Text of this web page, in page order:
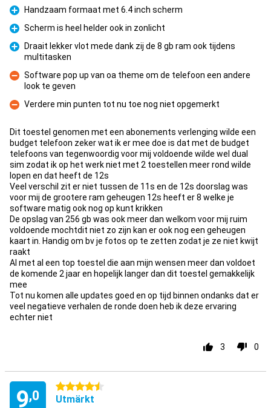
Fördelar
Handzaam formaat met 6.4 inch scherm
Fördelar
Scherm is heel helder ook in zonlicht
Fördelar
Draait lekker vlot mede dank zij de 8 gb ram ook tijdens
multitasken
Nackdelar
Software pop up van oa theme om de telefoon een andere
look te geven
Nackdelar
Verdere min punten tot nu toe nog niet opgemerkt
Dit toestel genomen met een abonements verlenging wilde een
budget telefoon zeker wat ik er mee doe is dat met de budget
telefoons van tegenwoordig voor mij voldoende wilde wel dual
sim zodat ik op het werk niet met 2 toestellen meer rond wilde
lopen en dat heeft de 12s
Veel verschil zit er niet tussen de 11s en de 12s doorslag was
voor mij de grootere ram geheugen 12s heeft er 8 welke je
software matig ook nog op kunt krikken
De opslag van 256 gb was ook meer dan welkom voor mij ruim
voldoende mochtdit niet zo zijn kan er ook nog een geheugen
kaart in. Handig om bv je fotos op te zetten zodat je ze niet kwijt
raakt
Al met al een top toestel die aan mijn wensen meer dan voldoet
de komende 2 jaar en hopelijk langer dan dit toestel gemakkelijk
mee
Tot nu komen alle updates goed en op tijd binnen ondanks dat er
veel negatieve verhalen de ronde doen heb ik deze ervaring
echter niet
3 0
9,0
4.5 stjärnor
Utmärkt